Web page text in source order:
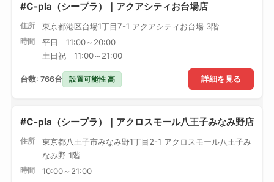
#C-pla（シープラ）｜アクアシティお台場店
住所 東京都港区台場1丁目7-1 アクアシティお台場 3階
時間
平日 11:00～20:00
土日祝 11:00～21:00
詳細を見る
台数: 766台 設置可能性 高
#C-pla（シープラ）｜アクロスモール八王子みなみ野店
住所
東京都八王子市みなみ野1丁目2-1 アクロスモール八王子み
なみ野 1階
時間 10:00～21:00